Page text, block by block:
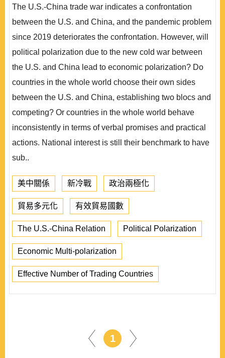
The U.S.-China trade war indicates a confrontation
between the U.S. and China, and the pandemic problem
since 2019 deteriorates the confrontation. However, will
political polarization due to the new cold war between
the U.S. and China lead to economic polarization? Do
countries in the whole world choose their own sides
between the U.S. and China, establishing two blocs and
competing? Or countries in the whole world behave
inconsistently in terms of verbal promises and practical
actions. National interest is still their benchmark to have
sub..
美中關係 新冷戰 政治兩極化
貿易多元化 有效貿易國數
The U.S.-China Relation Political Polarization
Economic Multi-polarization
Effective Number of Trading Countries
1